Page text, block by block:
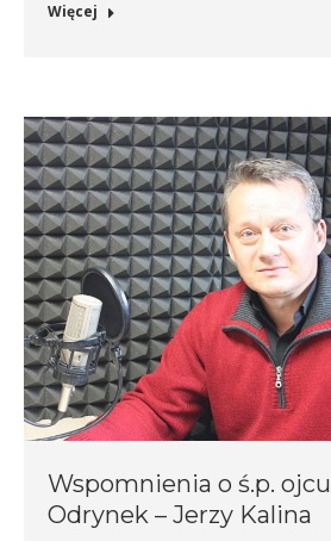
Więcej
Wspomnienia o ś.p.
Odrynek – Jerzy Kalina